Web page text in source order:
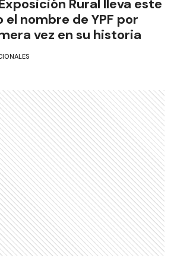
Rural lleva este
el nombre de YPF por
vez en su historia